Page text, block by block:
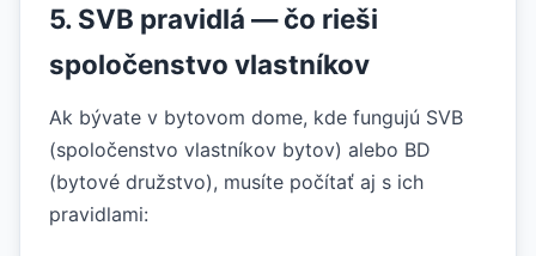
5. SVB pravidlá — čo rieši
spoločenstvo vlastníkov
Ak bývate v bytovom dome, kde fungujú SVB
(spoločenstvo vlastníkov bytov) alebo BD
(bytové družstvo), musíte počítať aj s ich
pravidlami: